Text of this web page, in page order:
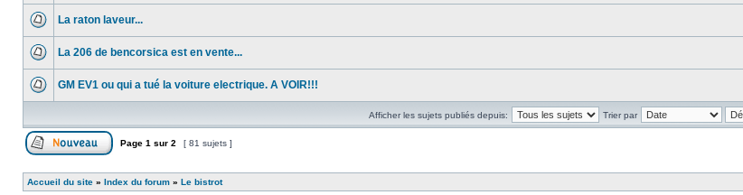
La raton laveur...
La 206 de bencorsica est en vente...
GM EV1 ou qui a tué la voiture electrique. A VOIR!!!
Afficher les sujets publiés depuis: Trier par
Page 1 sur 2 [ 81 sujets ]
Accueil du site » Index du forum » Le bistrot